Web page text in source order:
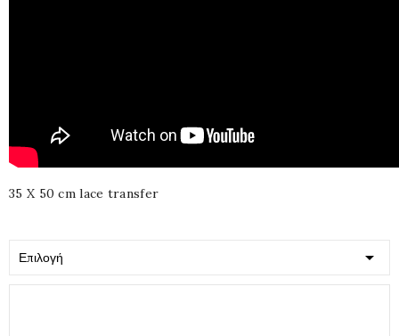
35 X 50 cm lace transfer
Επιλογή 